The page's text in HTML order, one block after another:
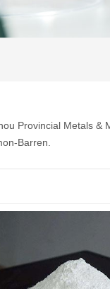
Provincial Metals &
Barren.